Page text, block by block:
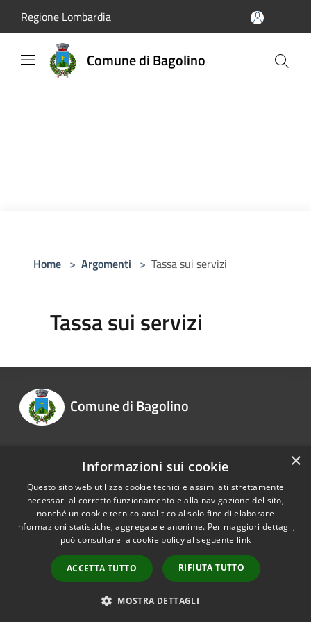
Regione Lombardia
Comune di Bagolino
Home > Argomenti > Tassa sui servizi
Tassa sui servizi
Comune di Bagolino
Recapiti e contatti
RSS
Accessibilità
Copyright © 2026 • Comune di
Municipium•
Accesso
redazione
×
Informazioni sui cookie
Questo sito web utilizza cookie tecnici e assimilati strettamente
necessari al corretto funzionamento e alla navigazione del sito,
nonché un cookie tecnico analitico al solo fine di elaborare
informazioni statistiche, aggregate e anonime. Per maggiori dettagli,
può consultare la cookie policy al seguente link
ACCETTA TUTTO RIFIUTA TUTTO
MOSTRA DETTAGLI